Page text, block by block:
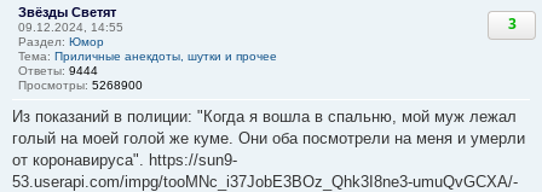
Звёзды Светят
09.12.2024, 14:55
Раздел: Юмор
Тема: Приличные анекдоты, шутки и прочее
Ответы: 9444
Просмотры: 5268900
3
Из показаний в полиции: "Когда я вошла в спальню, мой муж лежал
голый на моей голой же куме. Они оба посмотрели на меня и умерли
от коронавируса". https://sun9-
53.userapi.com/impg/tooMNc_i37JobE3BOz_Qhk3I8ne3-umuQvGCXA/-